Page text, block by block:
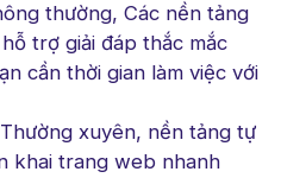
thường, Các nền tảng
trợ giải đáp thắc mắc
cần thời gian làm việc với
Thường xuyên, nền tảng tự
khai trang web nhanh